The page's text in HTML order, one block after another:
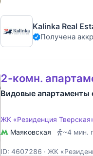
Kalinka Real
Получена
2-комн.
Видовые апартаменты
ЖК «Резиденция
Маяковская
~4 мин.
ID: 4607286 · ЖК